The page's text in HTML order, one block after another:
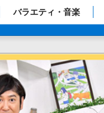
ページ
バラエティ・音楽